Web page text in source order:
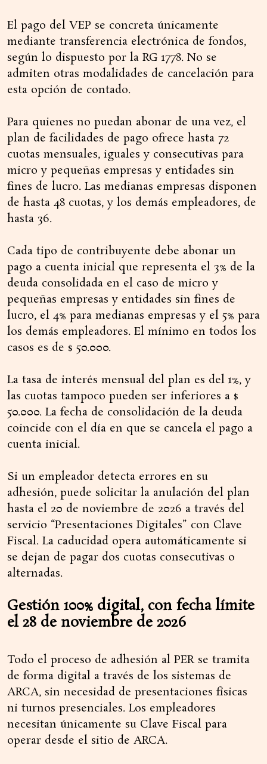
El pago del VEP se concreta únicamente
mediante transferencia electrónica de fondos,
según lo dispuesto por la RG 1778. No se
admiten otras modalidades de cancelación para
esta opción de contado.
Para quienes no puedan abonar de una vez, el
plan de facilidades de pago ofrece hasta 72
cuotas mensuales, iguales y consecutivas para
micro y pequeñas empresas y entidades sin
fines de lucro. Las medianas empresas disponen
de hasta 48 cuotas, y los demás empleadores, de
hasta 36.
Cada tipo de contribuyente debe abonar un
pago a cuenta inicial que representa el 3% de la
deuda consolidada en el caso de micro y
pequeñas empresas y entidades sin fines de
lucro, el 4% para medianas empresas y el 5% para
los demás empleadores. El mínimo en todos los
casos es de $ 50.000.
La tasa de interés mensual del plan es del 1%, y
las cuotas tampoco pueden ser inferiores a $
50.000. La fecha de consolidación de la deuda
coincide con el día en que se cancela el pago a
cuenta inicial.
Si un empleador detecta errores en su
adhesión, puede solicitar la anulación del plan
hasta el 20 de noviembre de 2026 a través del
servicio “Presentaciones Digitales” con Clave
Fiscal. La caducidad opera automáticamente si
se dejan de pagar dos cuotas consecutivas o
alternadas.
Gestión 100% digital, con fecha límite
el 28 de noviembre de 2026
Todo el proceso de adhesión al PER se tramita
de forma digital a través de los sistemas de
ARCA, sin necesidad de presentaciones físicas
ni turnos presenciales. Los empleadores
necesitan únicamente su Clave Fiscal para
operar desde el sitio de ARCA.